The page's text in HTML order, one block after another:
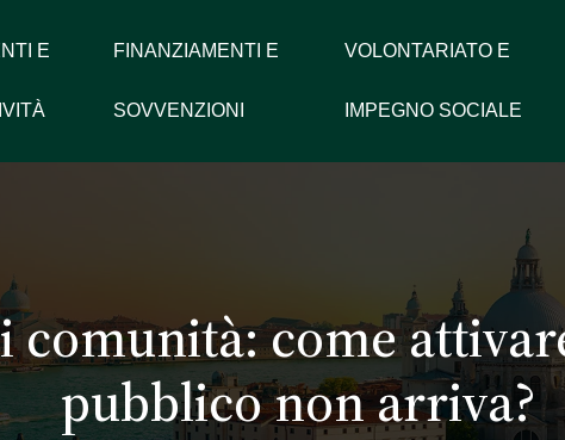
E FINANZIAMENTI E
SOVVENZIONI
VOLONTARIATO E
IMPEGNO SOCIALE
comunità: come
pubblico non arriva?